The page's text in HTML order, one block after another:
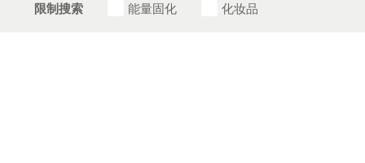
限制搜索 能量固化 化妆品